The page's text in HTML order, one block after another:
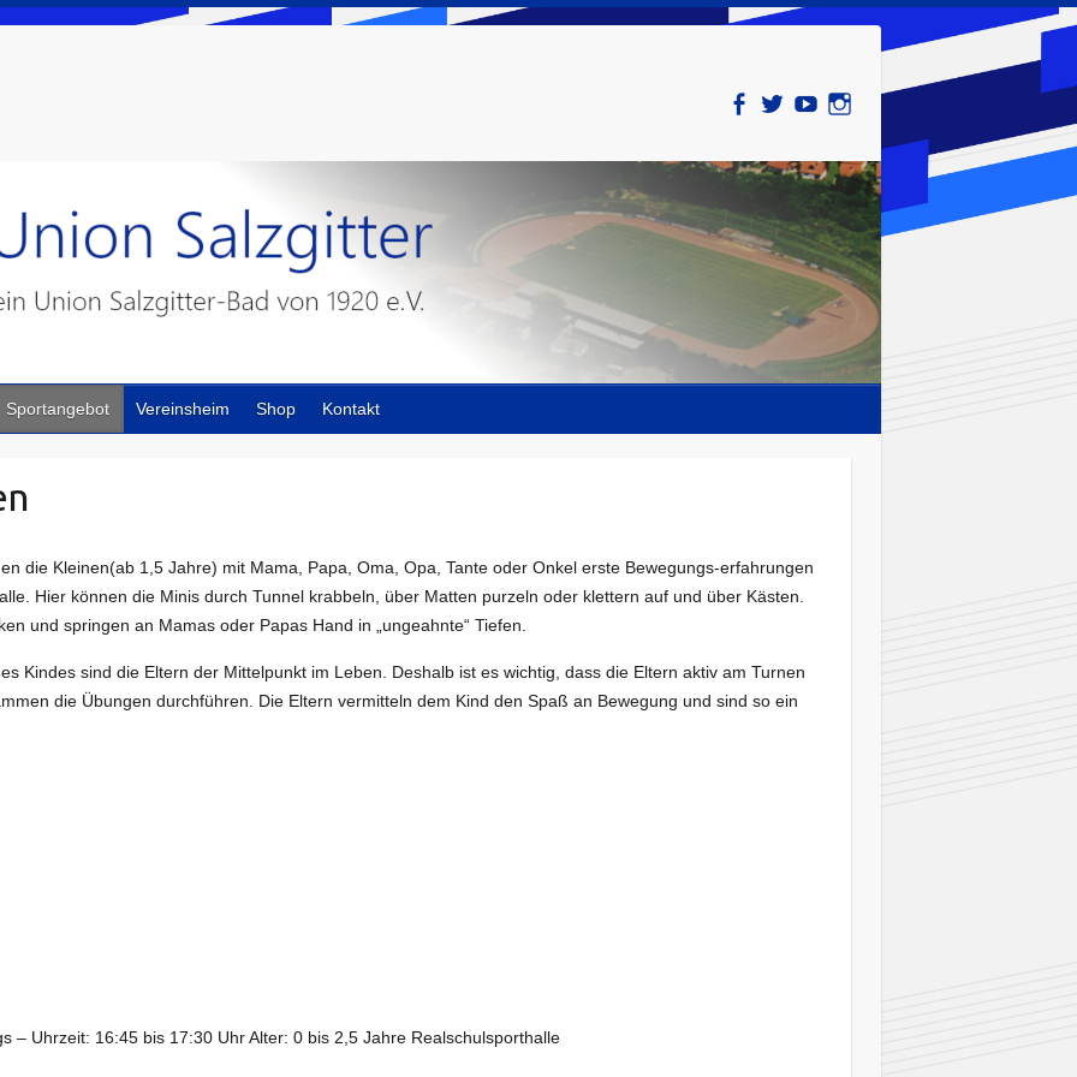
Sportangebot Vereinsheim Shop Kontakt
die Kleinen(ab 1,5 Jahre) mit Mama, Papa, Oma, Opa, Tante oder Onkel erste Bewegungs-erfahrungen
Hier können die Minis durch Tunnel krabbeln, über Matten purzeln oder klettern auf und über Kästen.
und springen an Mamas oder Papas Hand in „ungeahnte“ Tiefen.
Kindes sind die Eltern der Mittelpunkt im Leben. Deshalb ist es wichtig, dass die Eltern aktiv am Turnen
die Übungen durchführen. Die Eltern vermitteln dem Kind den Spaß an Bewegung und sind so ein
– Uhrzeit: 16:45 bis 17:30 Uhr Alter: 0 bis 2,5 Jahre Realschulsporthalle